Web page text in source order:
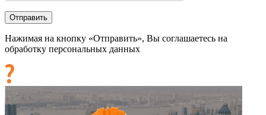
Нажимая на кнопку «Отправить», Вы соглашаетесь на
обработку персональных данных